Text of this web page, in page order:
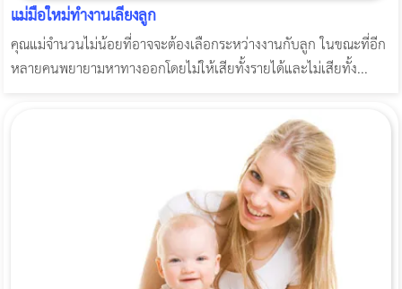
แม่มือใหม่ทำงานเลี้ยงลูก
คุณแม่จำนวนไม่น้อยที่อาจจะต้องเลือกระหว่างงานกับลูก ในขณะที่อีก
หลายคนพยายามหาทางออกโดยไม่ให้เสียทั้งรายได้และไม่เสียทั้ง...